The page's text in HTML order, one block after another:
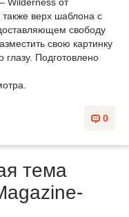
верх шаблона с
свободу
свою картинку
Подготовлено
0
тема